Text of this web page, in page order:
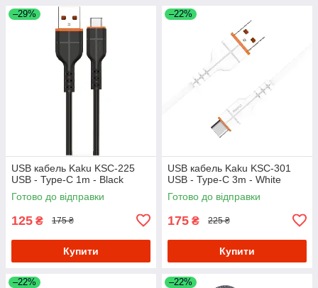
–29%
USB кабель Kaku KSC-225
USB - Type-C 1m - Black
Готово до відправки
125 ₴ 175 ₴
Купити
–22%
USB кабель Kaku KSC-301
USB - Type-C 3m - White
Готово до відправки
175 ₴ 225 ₴
Купити
–22% –22%